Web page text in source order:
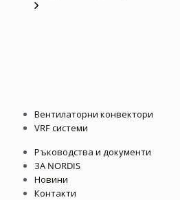
Вентилаторни конвектори
VRF системи
Ръководства и документи
ЗА NORDIS
Новини
Контакти